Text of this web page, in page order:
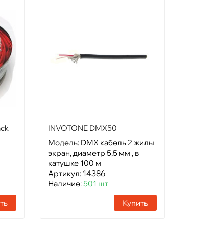
INVOTONE DMX50
Модель: DMX кабель 2 жилы
экран, диаметр 5,5 мм , в
катушке 100 м
Артикул: 14386
Наличие:501 шт
Купить